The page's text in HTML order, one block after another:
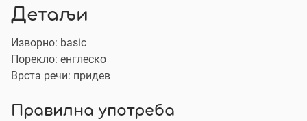
Детаљи
Изворно: basic
Порекло: енглеско
Врста речи: придев
Правилна употреба